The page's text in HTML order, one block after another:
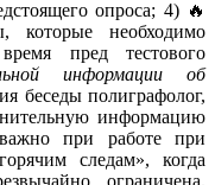
опроса; 4) 🔥
которые необходимо
пред тестового
информации об
беседы полиграфолог,
информацию
при работе при
следам», когда
ограничена.